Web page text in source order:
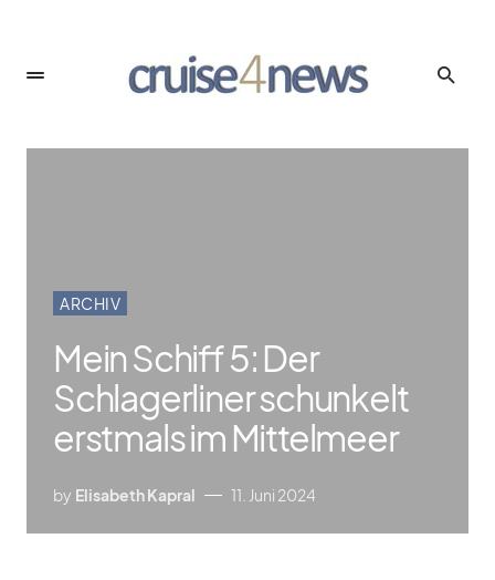
ARCHIV
Mein Schiff 5: Der
Schlagerliner schunkelt
erstmals im Mittelmeer
by Elisabeth Kapral 11. Juni 2024